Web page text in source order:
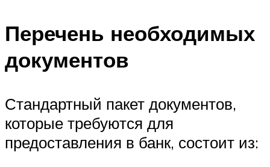
Перечень необходимых
документов
Стандартный пакет документов,
которые требуются для
предоставления в банк, состоит из: